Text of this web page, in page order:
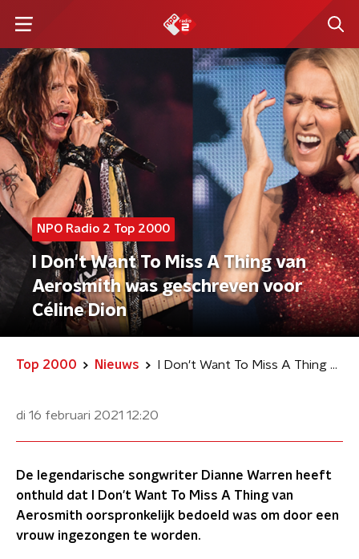
NPO Radio 2 Top 2000
I Don't Want To Miss A Thing van
Aerosmith was geschreven voor
Céline Dion
Top 2000 Nieuws I Don't Want To Miss A Thing van Aerosmith was geschreven voor Céline Dion
di 16 februari 2021 12:20
De legendarische songwriter Dianne Warren heeft
onthuld dat I Don't Want To Miss A Thing van
Aerosmith oorspronkelijk bedoeld was om door een
vrouw ingezongen te worden.